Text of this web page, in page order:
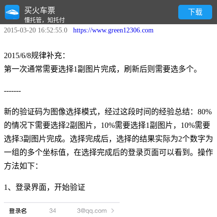
买火车票
懂托管，知托付
下载
新版验证码操作说明
2015-03-20 16:52:55.0 https://www.green12306.com
2015/6/8规律补充：
第一次通常需要选择1副图片完成，刷新后则需要选多个。
-------
新的验证码为图像选择模式，经过这段时间的经验总结：80%
的情况下需要选择2副图片，10%需要选择1副图片，10%需要
选择3副图片完成。选择完成后，选择的结果实际为2个数字为
一组的多个坐标值，在选择完成后的登录页面可以看到。操作
方法如下：
1、登录界面，开始验证